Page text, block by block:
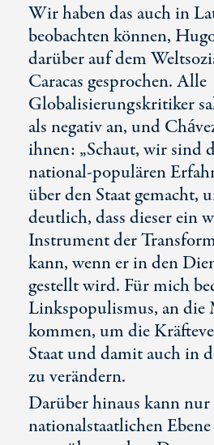
Wir haben das auch in
beobachten können,
darüber auf dem
Caracas gesprochen. Alle
Globalisierungskritiker
als negativ an, und
ihnen: „Schaut, wir sind
national-populären
über den Staat gemacht,
deutlich, dass dieser ein
Instrument der
kann, wenn er in den
gestellt wird. Für mich
Linkspopulismus, an die
kommen, um die
Staat und damit auch in
zu verändern.
Darüber hinaus kann
nationalstaatlichen